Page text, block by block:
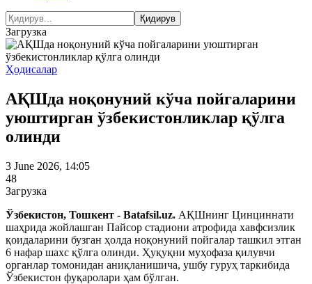
Загрузка
Ҳодисалар
АҚШда ноқонуний кўча пойгаларини
уюштирган ўзбекистонликлар қўлга
олинди
3 June 2026, 14:05
48
Загрузка
Ўзбекистон, Тошкент - Batafsil.uz. АҚШнинг Цинциннати
шаҳрида жойлашган Пайcор стадиони атрофида хавфсизлик
қоидаларини бузган ҳолда ноқонуний пойгалар ташкил этган
6 нафар шахс қўлга олинди. Ҳуқуқни муҳофаза қилувчи
органлар томонидан аниқланишича, ушбу гуруҳ таркибида
Ўзбекистон фуқаролари ҳам бўлган.